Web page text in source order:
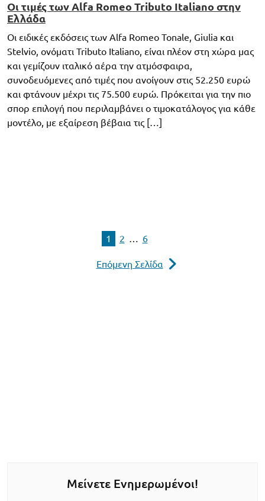
Οι τιμές των Alfa Romeo Tributo Italiano στην
Ελλάδα
Οι ειδικές εκδόσεις των Alfa Romeo Tonale, Giulia και
Stelvio, ονόματι Tributo Italiano, είναι πλέον στη χώρα μας
και γεμίζουν ιταλικό αέρα την ατμόσφαιρα,
συνοδευόμενες από τιμές που ανοίγουν στις 52.250 ευρώ
και φτάνουν μέχρι τις 75.500 ευρώ. Πρόκειται για την πιο
σπορ επιλογή που περιλαμβάνει ο τιμοκατάλογος για κάθε
μοντέλο, με εξαίρεση βέβαια τις […]
1 2 … 6
Επόμενη Σελίδα
Μείνετε Ενημερωμένοι!